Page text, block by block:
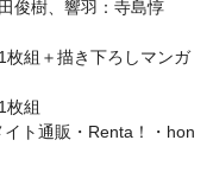
俊樹、響羽：寺島惇
枚組＋描き下ろしマンガ
枚組
イト通販・Renta！・hon